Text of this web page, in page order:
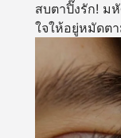
สบตาปิ๊งรัก! ม
ใจให้อยู่หมัดต